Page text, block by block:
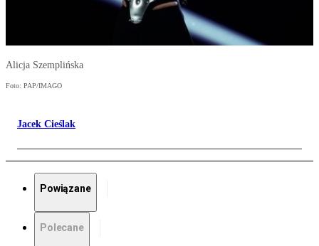
Alicja Szemplińska
Foto: PAP/IMAGO
Jacek Cieślak
Powiązane
Polecane